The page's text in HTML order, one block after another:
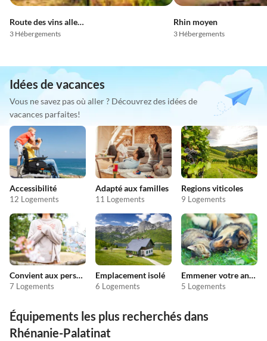
Route des vins allemande
3 Hébergements
Rhin moyen
3 Hébergements
Idées de vacances
Vous ne savez pas où aller ? Découvrez des idées de
vacances parfaites!
Accessibilité
12 Logements
Adapté aux familles
11 Logements
Regions viticoles
9 Logements
Convient aux personnes allergiques
7 Logements
Emplacement isolé
6 Logements
Emmener votre animal en vacances
5 Logements
Équipements les plus recherchés dans
Rhénanie-Palatinat